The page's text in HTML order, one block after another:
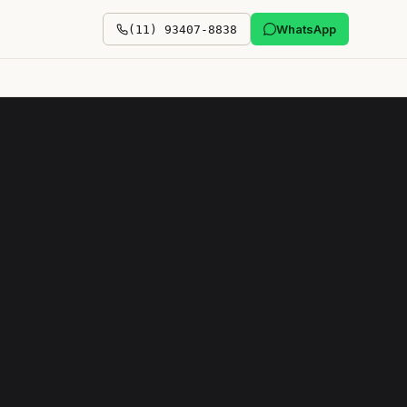
(11) 93407-8838 WhatsApp